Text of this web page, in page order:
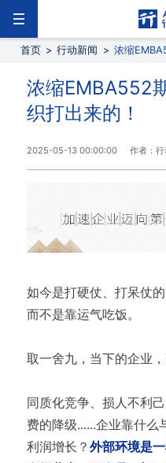
首页 > 行动新闻 > 浓缩
浓缩EMBA552
织打出来的！
2025-05-13 00:00:00 作者：
如今是打硬仗、打呆仗
而不是靠运气吃饭。
取一舍九，当下的企业
同质化竞争、损人不利
费的降级......企业靠什么
利润增长？ 外部环境是